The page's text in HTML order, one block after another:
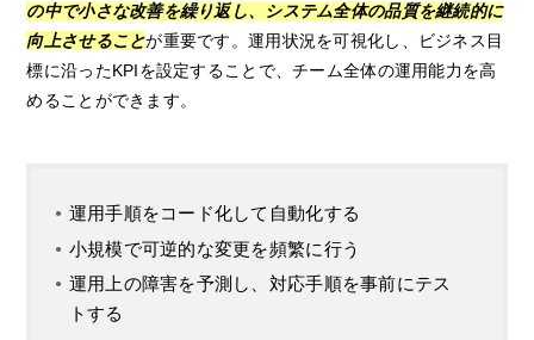
の中で小さな改善を繰り返し、システム全体の品質を継続的に
向上させることが重要です。運用状況を可視化し、ビジネス目
標に沿ったKPIを設定することで、チーム全体の運用能力を高
めることができます。
運用手順をコード化して自動化する
小規模で可逆的な変更を頻繁に行う
運用上の障害を予測し、対応手順を事前にテス
トする